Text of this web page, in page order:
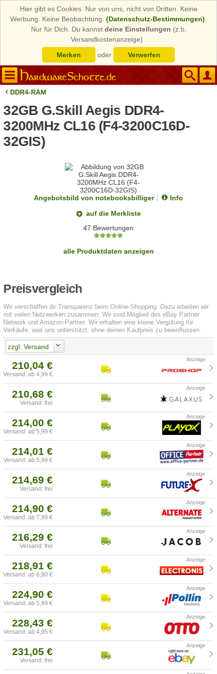
Hier gibt es Cookies. Nur von uns, nicht von Dritten. Keine
Werbung. Keine Beobachtung. (Datenschutz-Bestimmungen)
Nur für Dich. Du kannst deine Einstellungen (z.b.
Versandkostenanzeige)
Merken
oder Verwerfen
DDR4-RAM
32GB G.Skill Aegis DDR4-
3200MHz CL16 (F4-3200C16D-
32GIS)
Angebotsbild von notebooksbilliger
Info
auf die Merkliste
47 Bewertungen
alle Produktdaten anzeigen
Preisvergleich
Wir verschaffen dir Transparenz beim Online-Shopping. Dazu arbeiten wir
mit vielen Netzwerken zusammen. Wir sind Mitglied des eBay Partner
Network und Amazon-Partner. Wir erhalten eine kleine Vergütung für
Verkäufe, was uns unterstützt, ohne deinen Kaufpreis zu beeinflussen.
zzgl. Versand
210,04 €
Versand: ab 4,99 €
210,68 €
Versand: frei
214,00 €
Versand: ab 5,99 €
214,01 €
Versand: ab 5,99 €
214,69 €
Versand: frei
214,90 €
Versand: ab 7,99 €
216,29 €
Versand: frei
218,91 €
Versand: ab 6,90 €
224,90 €
Versand: ab 5,99 €
228,43 €
Versand: ab 4,95 €
231,05 €
Versand: frei